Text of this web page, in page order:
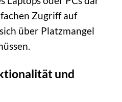
Zugriff auf
über Platzmangel
und